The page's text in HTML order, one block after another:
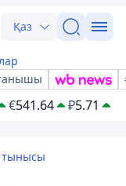
Қаз
€541.64 ₽5.71
тынысы